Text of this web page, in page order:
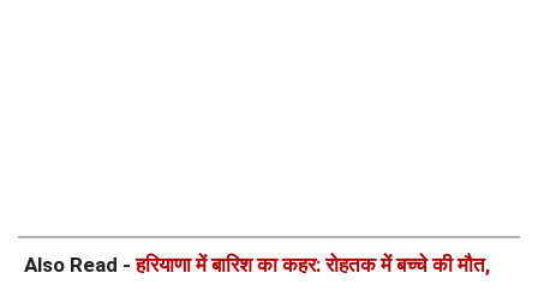
Also Read -हरियाणा में बारिश का कहर: रोहतक में बच्चे की मौत,